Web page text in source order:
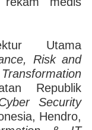
Utama
Risk and
Republik
Security
Hendro,